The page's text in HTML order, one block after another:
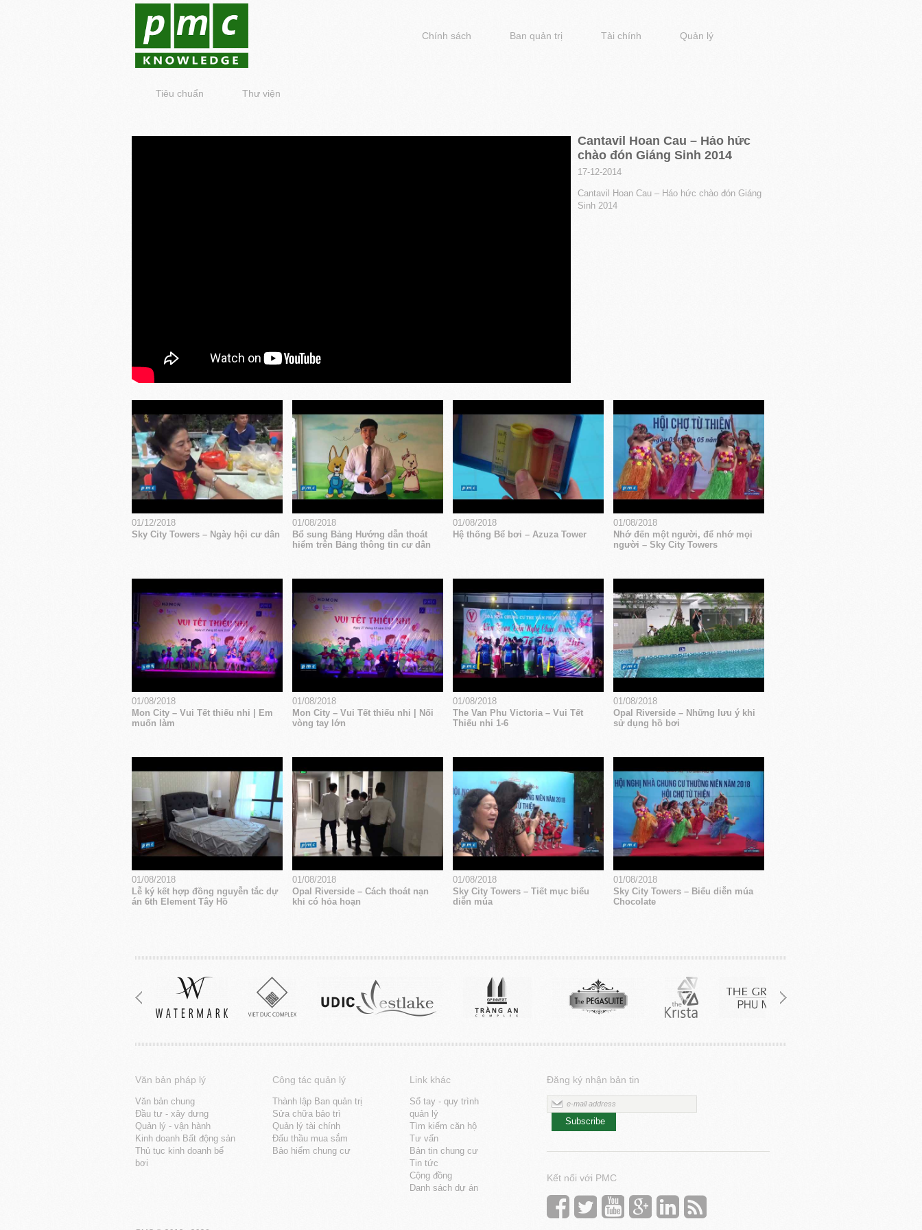
Chính sách Ban quản trị Tài chính Quản lý
Tiêu chuẩn Thư viện
Cantavil Hoan Cau – Háo hức
chào đón Giáng Sinh 2014
17-12-2014
Cantavil Hoan Cau – Háo hức chào đón Giáng
Sinh 2014
01/12/2018
Sky City Towers – Ngày hội cư dân
01/08/2018
Bổ sung Bảng Hướng dẫn thoát
hiểm trên Bảng thông tin cư dân
01/08/2018
Hệ thống Bể bơi – Azuza Tower
01/08/2018
Nhớ đến một người, để nhớ mọi
người – Sky City Towers
01/08/2018
Mon City – Vui Tết thiếu nhi | Em
muốn làm
01/08/2018
Mon City – Vui Tết thiếu nhi | Nối
vòng tay lớn
01/08/2018
The Van Phu Victoria – Vui Tết
Thiếu nhi 1-6
01/08/2018
Opal Riverside – Những lưu ý khi
sử dụng hồ bơi
01/08/2018
Lễ ký kết hợp đồng nguyễn tắc dự
án 6th Element Tây Hồ
01/08/2018
Opal Riverside – Cách thoát nạn
khi có hỏa hoạn
01/08/2018
Sky City Towers – Tiết mục biểu
diễn múa
01/08/2018
Sky City Towers – Biểu diễn múa
Chocolate
Văn bản pháp lý
Văn bản chung
Đầu tư - xây dưng
Quản lý - vận hành
Kinh doanh Bất động sản
Thủ tục kinh doanh bể
bơi
Công tác quản lý
Thành lập Ban quản trị
Sửa chữa bảo trì
Quản lý tài chính
Đấu thầu mua sắm
Bảo hiểm chung cư
Link khác
Sổ tay - quy trình
quản lý
Tìm kiếm căn hộ
Tư vấn
Bản tin chung cư
Tin tức
Cộng đồng
Danh sách dự án
Đăng ký nhận bản tin
Subscribe
Kết nối với PMC